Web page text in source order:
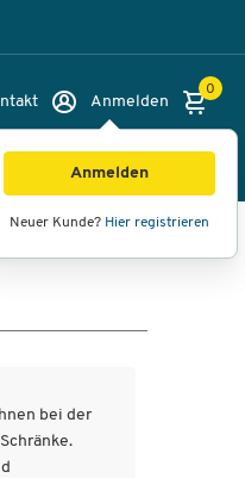
Anmelden
Anmelden
Neuer Kunde? Hier registrieren
0
bei der